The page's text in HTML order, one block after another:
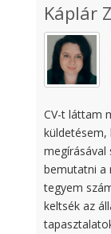
Káplár
CV-t láttam
megírásával
bemutatni a
tegyem
keltsék az